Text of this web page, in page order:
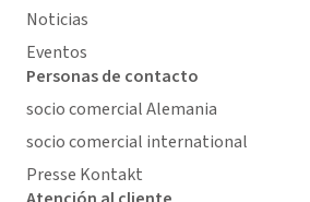
Noticias
Eventos
Personas de contacto
socio comercial Alemania
socio comercial international
Presse Kontakt